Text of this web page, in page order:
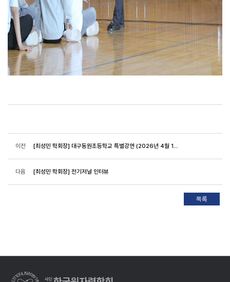
이전 [최성민 학회장] 대구동원초등학교 특별강연 (2026년 4월 16일)
다음 [최성민 학회장] 전기저널 인터뷰